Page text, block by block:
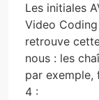
Les initiales
Video
retrouve
nous : les
par exemple,
4 :